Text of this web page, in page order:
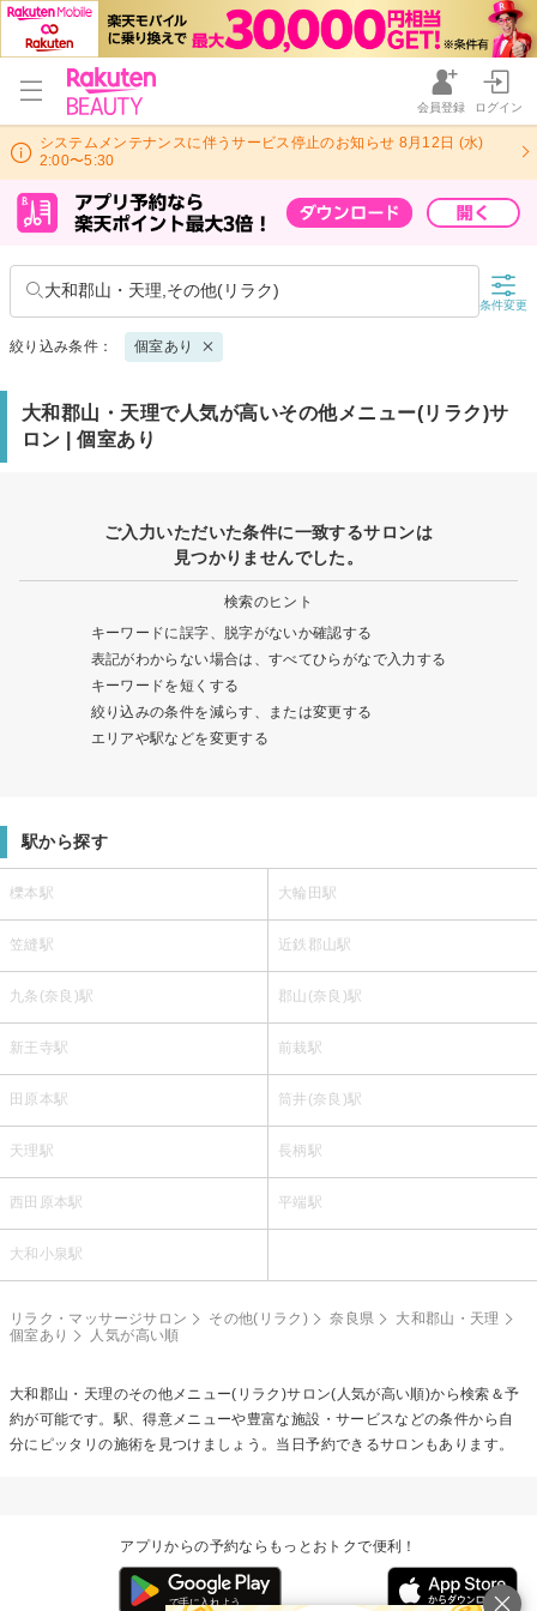
会員登録 ログイン
システムメンテナンスに伴うサービス停止のお知らせ 8月12日 (水)
2:00〜5:30
大和郡山・天理,その他(リラク)
条件変更
絞り込み条件： 個室あり
大和郡山・天理で人気が高いその他メニュー(リラク)サ
ロン | 個室あり
ご入力いただいた条件に一致するサロンは
見つかりませんでした。
検索のヒント
キーワードに誤字、脱字がないか確認する
表記がわからない場合は、すべてひらがなで入力する
キーワードを短くする
絞り込みの条件を減らす、または変更する
エリアや駅などを変更する
駅から探す
櫟本駅 大輪田駅
笠縫駅 近鉄郡山駅
九条(奈良)駅 郡山(奈良)駅
新王寺駅 前栽駅
田原本駅 筒井(奈良)駅
天理駅 長柄駅
西田原本駅 平端駅
大和小泉駅
リラク・マッサージサロン その他(リラク) 奈良県
大和郡山・天理
個室あり
人気が高い順
大和郡山・天理のその他メニュー(リラク)サロン(人気が高い順)から検索＆予
約が可能です。駅、得意メニューや豊富な施設・サービスなどの条件から自
分にピッタリの施術を見つけましょう。当日予約できるサロンもあります。
アプリからの予約ならもっとおトクで便利！